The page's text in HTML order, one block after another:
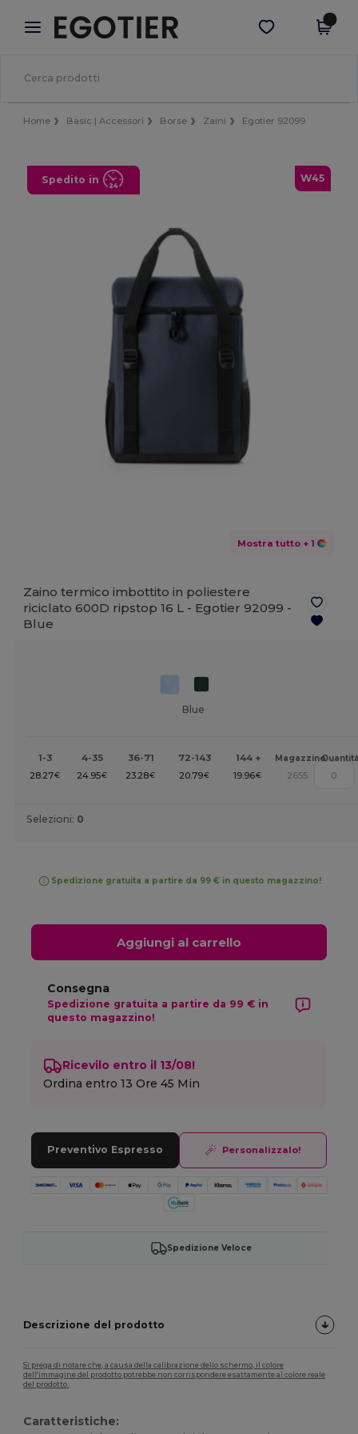
× App Egotier
Prezzi migliori sull'app!
Scarica app
Home Basic | Accessori Borse Zaini Egotier 92099
W45
Spedito in
Mostra tutto + 1
Zaino termico imbottito in poliestere
riciclato 600D ripstop 16 L - Egotier 92099 -
Blue
Blue
1-3 4-35 36-71 72-143 144 + Magazzino
28.27€ 24.95€ 23.28€ 20.79€ 19.96€ 2655
Selezioni: 0
Spedizione gratuita a partire da 99 € in questo magazzino!
Aggiungi al carrello
Consegna
Spedizione gratuita a partire da 99 € in
questo magazzino!
Ricevilo entro il 13/08!
Ordina entro13 Ore 45 Min
Preventivo Espresso Personalizzalo!
Spedizione Veloce
Descrizione del prodotto
Si prega di notare che, a causa della calibrazione dello schermo, il colore
dell'immagine del prodotto potrebbe non corrispondere esattamente al colore reale
del prodotto.
Caratteristiche: